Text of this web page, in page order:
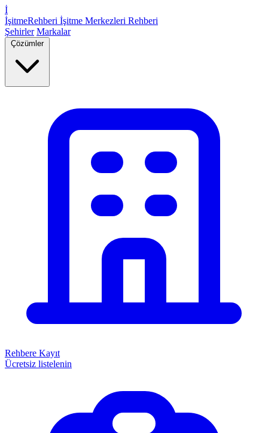
İ
İşitmeRehberi İşitme Merkezleri Rehberi
Şehirler Markalar
Çözümler
Rehbere Kayıt
Ücretsiz listelenin